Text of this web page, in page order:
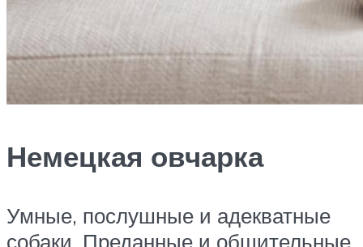
Немецкая овчарка
Умные, послушные и адекватные
собаки. Преданные и общительные,